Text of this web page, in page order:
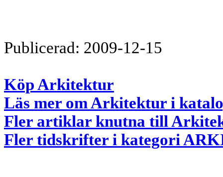
Publicerad: 2009-12-15
Köp Arkitektur
Läs mer om Arkitektur i
Fler artiklar knutna till
Fler tidskrifter i kategori